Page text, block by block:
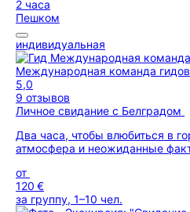
2 часа
Пешком
индивидуальная
Международная команда гидов
5,0
9 отзывов
Личное свидание с Белградом
Два часа, чтобы влюбиться в
атмосфера и неожиданные
от
120 €
за группу, 1–10 чел.